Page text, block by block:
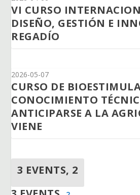
VI CURSO
DISEÑO, GESTIÓN E
REGADÍO
2026-05-07
CURSO DE
CONOCIMIENTO
ANTICIPARSE A LA
VIENE
3 EVENTS, 2